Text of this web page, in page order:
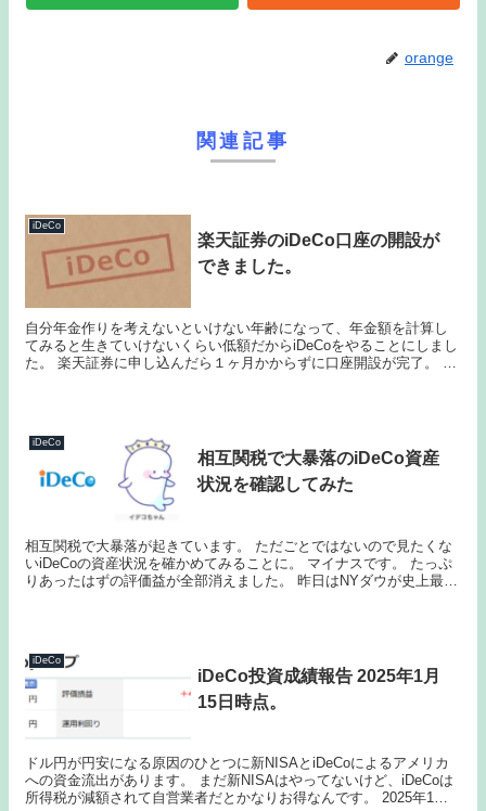
orange
関連記事
iDeCo
楽天証券のiDeCo口座の開設が
できました。
自分年金作りを考えないといけない年齢になって、年金額を計算し
てみると生きていけないくらい低額だからiDeCoをやることにしまし
た。 楽天証券に申し込んだら１ヶ月かからずに口座開設が完了。 岸
iDeCo
相互関税で大暴落のiDeCo資産
状況を確認してみた
相互関税で大暴落が起きています。 ただごとではないので見たくな
いiDeCoの資産状況を確かめてみることに。 マイナスです。 たっぷ
りあったはずの評価益が全部消えました。 昨日はNYダウが史上最大
iDeCo
iDeCo投資成績報告 2025年1月
15日時点。
ドル円が円安になる原因のひとつに新NISAとiDeCoによるアメリカ
への資金流出があります。 まだ新NISAはやってないけど、iDeCoは
所得税が減額されて自営業者だとかなりお得なんです。 2025年1月